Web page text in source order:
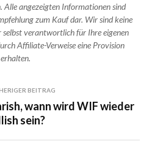
Alle angezeigten Informationen sind
zum Kauf dar. Wir sind keine
selbst verantwortlich für Ihre eigenen
Affiliate-Verweise eine Provision
erhalten.
BEITRAG
wann wird WIF wieder
sein?